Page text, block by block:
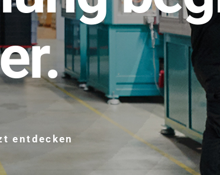
entdecken
Das innovative Stecksystem für
robust, IP-geschützt und zukunftsfähig.
Jetzt entdecken